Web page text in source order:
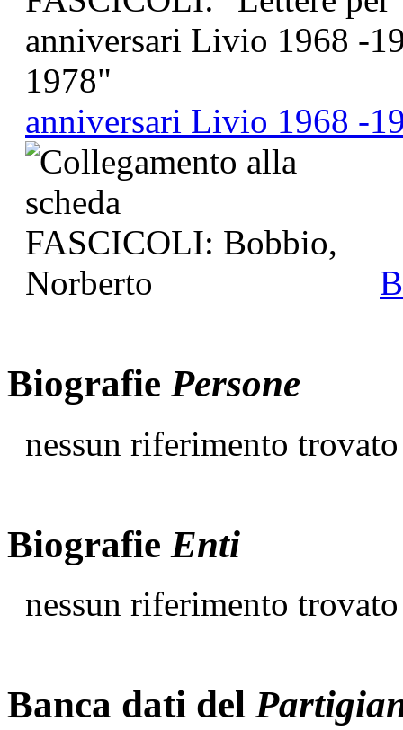
anniversari Livio 1968 -
Biografie Persone
nessun riferimento trovato
Biografie Enti
nessun riferimento trovato
Banca dati del